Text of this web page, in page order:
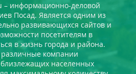
– информационно-деловой
Посад. Является одним из
развивающихся сайтов и
посетителям в
в жизнь города и района.
компании
населенных